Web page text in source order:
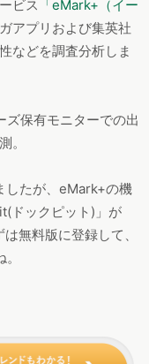
の増加も期待できる
行動ログとユーザー
ビス
などを調査分析しま
保有モニターでの出
ドックピット)」が